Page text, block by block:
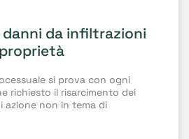
da infiltrazioni
si prova con ogni
richiesto il risarcimento dei
azione non in tema di